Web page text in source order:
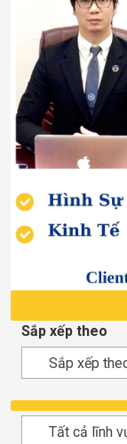
Sắp xếp theo
Sắp xếp
Tất cả lĩnh